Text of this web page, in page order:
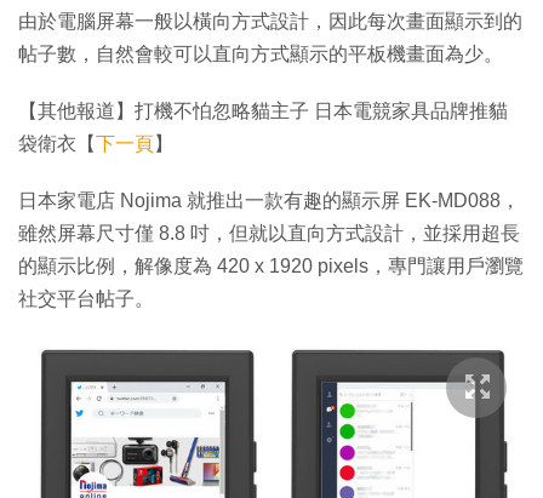
由於電腦屏幕一般以橫向方式設計，因此每次畫面顯示到的
帖子數，自然會較可以直向方式顯示的平板機畫面為少。
【其他報道】打機不怕忽略貓主子 日本電競家具品牌推貓
袋衛衣【下一頁】
日本家電店 Nojima 就推出一款有趣的顯示屏 EK-MD088，
雖然屏幕尺寸僅 8.8 吋，但就以直向方式設計，並採用超長
的顯示比例，解像度為 420 x 1920 pixels，專門讓用戶瀏覽
社交平台帖子。